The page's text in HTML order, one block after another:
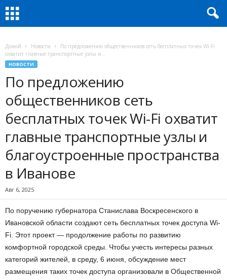
Домой Новости
По предложению общественников сеть бесплатных точек Wi-Fi
охватит главные транспортные узлы и...
НОВОСТИ
По предложению
общественников сеть
бесплатных точек Wi-Fi охватит
главные транспортные узлы и
благоустроенные пространства
в Иванове
Авг 6, 2025
По поручению губернатора Станислава Воскресенского в
Ивановской области создают сеть бесплатных точек доступа Wi-
Fi. Этот проект — продолжение работы по развитию
комфортной городской среды. Чтобы учесть интересы разных
категорий жителей, в среду, 6 июня, обсуждение мест
размещения таких точек доступа организовали в Общественной